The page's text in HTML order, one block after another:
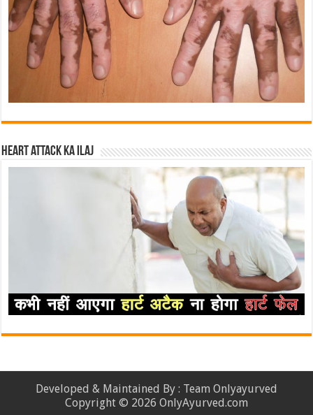
Heart attack ka ilaj
Developed & Maintained By : Team Onlyayurved
Copyright © 2026 OnlyAyurved.com